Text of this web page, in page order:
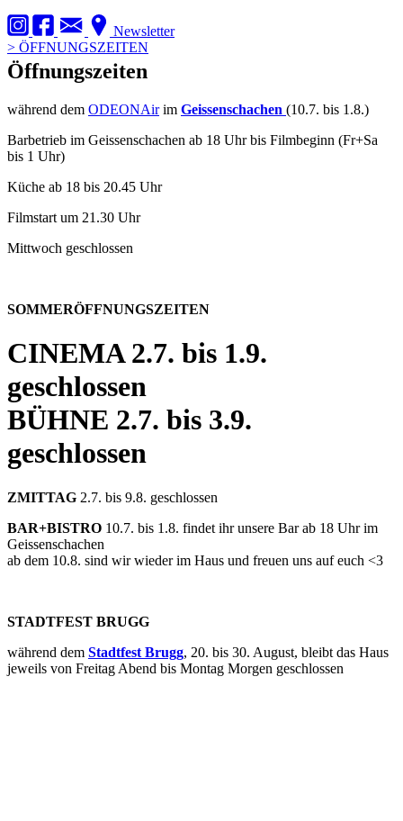
Newsletter
> ÖFFNUNGSZEITEN
Öffnungszeiten
während dem ODEONAirim Geissenschachen (10.7. bis 1.8.)
Barbetrieb im Geissenschachen ab 18 Uhr bis Filmbeginn (Fr+Sa
bis 1 Uhr)
Küche ab 18 bis 20.45 Uhr
Filmstart um 21.30 Uhr
Mittwoch geschlossen
SOMMERÖFFNUNGSZEITEN
CINEMA2.7. bis 1.9.
geschlossen
BÜHNE 2.7. bis 3.9.
geschlossen
ZMITTAG 2.7. bis 9.8. geschlossen
BAR+BISTRO 10.7. bis 1.8. findet ihr unsere Bar ab 18 Uhr im
Geissenschachen
ab dem 10.8. sind wir wieder im Haus und freuen uns auf euch <3
STADTFEST BRUGG
während dem Stadtfest Brugg, 20. bis 30. August, bleibt das Haus
jeweils von Freitag Abend bis Montag Morgen geschlossen